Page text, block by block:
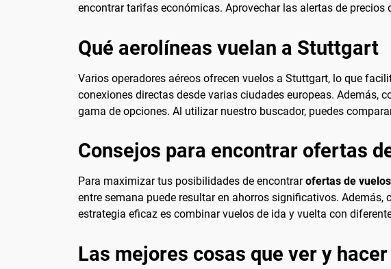
encontrar tarifas económicas. Aprovechar las alertas de
Qué aerolíneas vuelan a Stuttgart
Varios operadores aéreos ofrecen vuelos a Stuttgart, lo que
conexiones directas desde varias ciudades europeas.
gama de opciones. Al utilizar nuestro buscador, puedes
Consejos para encontrar ofertas
Para maximizar tus posibilidades de encontrarofertas de
entre semana puede resultar en ahorros significativos.
estrategia eficaz es combinar vuelos de ida y vuelta con
Las mejores cosas que ver y